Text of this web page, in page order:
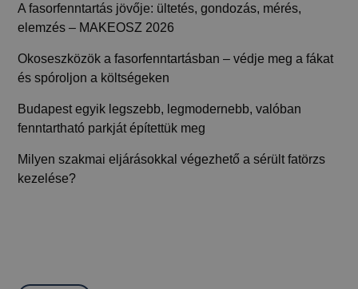
A fasorfenntartás jövője: ültetés, gondozás, mérés,
elemzés – MAKEOSZ 2026
Okoseszközök a fasorfenntartásban – védje meg a fákat
és spóroljon a költségeken
Budapest egyik legszebb, legmodernebb, valóban
fenntartható parkját építettük meg
Milyen szakmai eljárásokkal végezhető a sérült fatörzs
kezelése?